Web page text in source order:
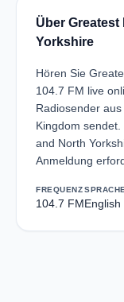
Über
Yorkshire
Hören Sie
104.7 FM live
Radiosender
Kingdom
and North
Anmeldung
FREQUENZ
104.7 FM
SPRACHE
English